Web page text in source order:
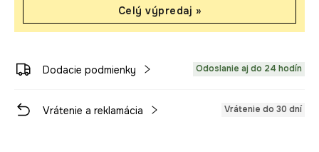
Celý výpredaj »
Dodacie podmienky Odoslanie aj do 24 hodín
Vrátenie a reklamácia Vrátenie do 30 dní